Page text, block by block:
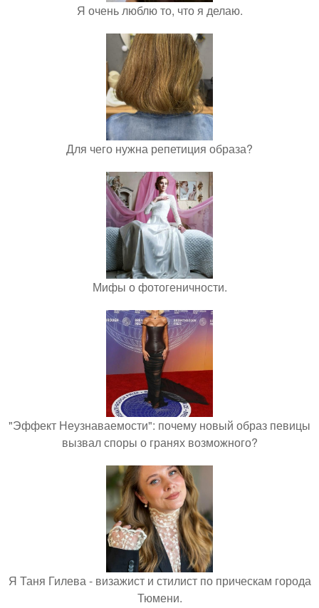
Я очень люблю то, что я делаю.
Для чего нужна репетиция образа?
Мифы о фотогеничности.
"Эффект Неузнаваемости": почему новый образ певицы
вызвал споры о гранях возможного?
Я Таня Гилева - визажист и стилист по прическам города
Тюмени.